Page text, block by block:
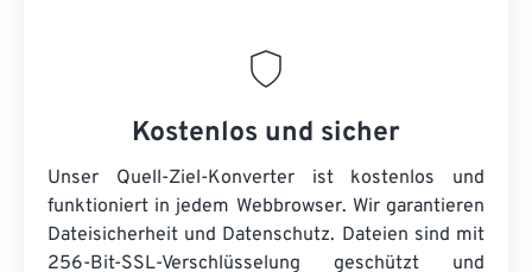
Kostenlos und sicher
Unser Quell-Ziel-Konverter ist kostenlos und
funktioniert in jedem Webbrowser. Wir garantieren
Dateisicherheit und Datenschutz. Dateien sind mit
256-Bit-SSL-Verschlüsselung geschützt und